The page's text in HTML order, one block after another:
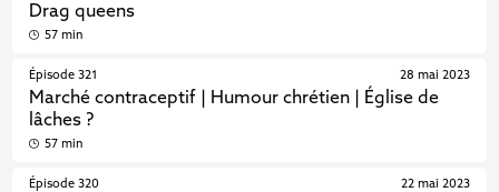
Drag queens
57 min
Épisode 321
Marché contraceptif | Humour chrétien | Église de
lâches ?
28 mai 2023
57 min
Épisode 320 22 mai 2023